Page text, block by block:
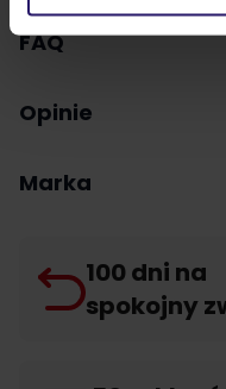
FAQ
Opinie
Marka
100 dni na
spokojny